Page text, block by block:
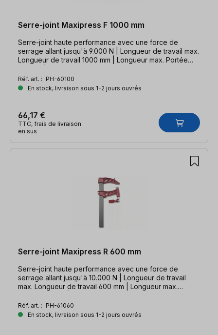
Serre-joint Maxipress F 1000 mm
Serre-joint haute performance avec une force de
serrage allant jusqu'à 9.000 N | Longueur de travail max.
Longueur de travail 1000 mm | Longueur max. Portée
domaines d'application
Réf. art. : PH-60100
En stock, livraison sous 1-2 jours ouvrés
66,17 €
TTC, frais de livraison
en sus
Serre-joint Maxipress R 600 mm
Serre-joint haute performance avec une force de
serrage allant jusqu'à 10.000 N | Longueur de travail
max. Longueur de travail 600 mm | Longueur max.
tous les domaines d'application
Réf. art. : PH-61060
En stock, livraison sous 1-2 jours ouvrés